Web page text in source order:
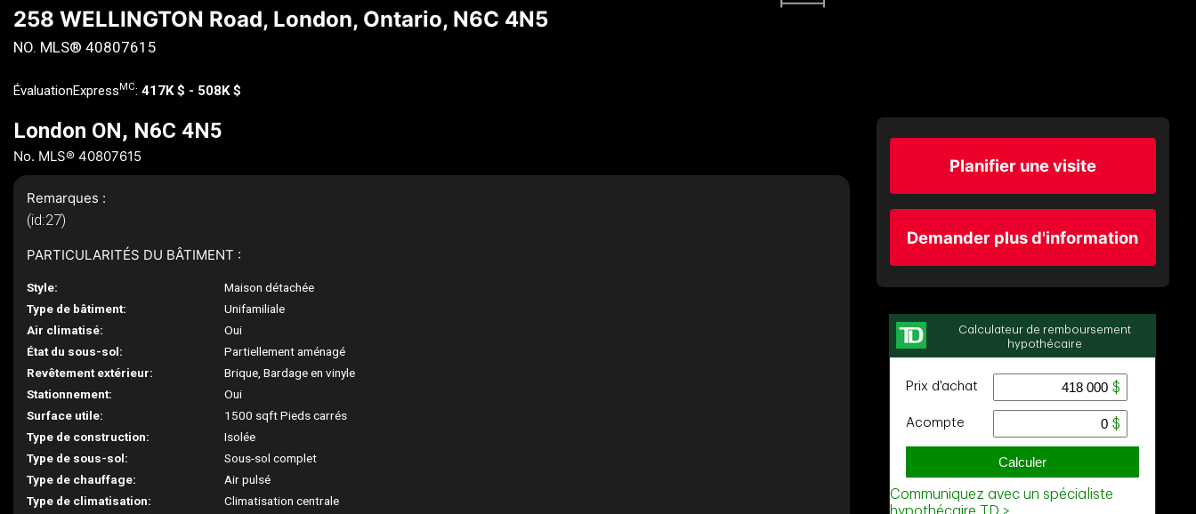
258 WELLINGTON Road, London, Ontario, N6C 4N5
NO. MLS® 40807615
ÉvaluationExpress MC: 417K $ - 508K $
London ON, N6C 4N5
No. MLS® 40807615
Remarques :
(id:27)
PARTICULARITÉS DU BÂTIMENT :
Style:
Maison détachée
Type de bâtiment:
Unifamiliale
Air climatisé:
Oui
État du sous-sol:
Partiellement aménagé
Revêtement extérieur:
Brique, Bardage en vinyle
Stationnement:
Oui
Surface utile:
1500 sqft Pieds carrés
Type de construction:
Isolée
Type de sous-sol:
Sous-sol complet
Type de chauffage:
Air pulsé
Type de climatisation:
Climatisation centrale
Planifier une visite
Demander plus d'information